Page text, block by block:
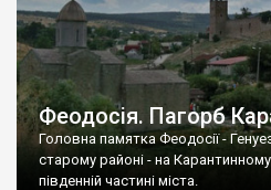
Феодосія. Пагорб
Головна памятка Феодосії -
старому районі - на
південній частині міста.